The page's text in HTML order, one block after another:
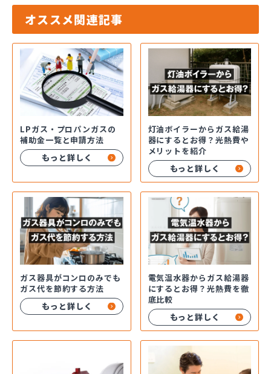
オススメ関連記事
LPガス・プロパンガスの
補助金一覧と申請方法
もっと詳しく
灯油ボイラーからガス給湯
器にするとお得？光熱費や
メリットを紹介
もっと詳しく
ガス器具がコンロのみでも
ガス代を節約する方法
もっと詳しく
電気温水器からガス給湯器
にするとお得？光熱費を徹
底比較
もっと詳しく